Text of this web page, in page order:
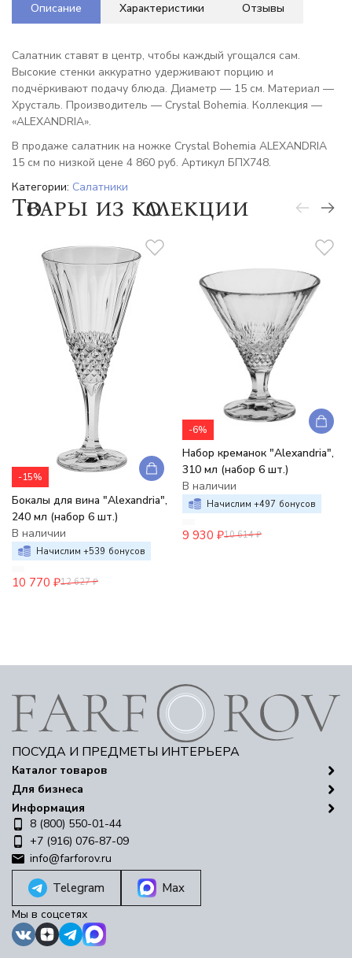
Описание Характеристики Отзывы
Салатник ставят в центр, чтобы каждый угощался сам.
Высокие стенки аккуратно удерживают порцию и
подчёркивают подачу блюда. Диаметр — 15 см. Материал —
Хрусталь. Производитель — Crystal Bohemia. Коллекция —
«ALEXANDRIA».
В продаже салатник на ножке Crystal Bohemia ALEXANDRIA
15 см по низкой цене 4 860 руб. Артикул БПХ748.
Категории: Салатники
Товары из коллекции
-15%
Бокалы для вина "Alexandria",
240 мл (набор 6 шт.)
В наличии
Начислим +539 бонусов
10 770 ₽12 627 ₽
-6%
Набор креманок "Alexandria",
310 мл (набор 6 шт.)
В наличии
Начислим +497 бонусов
9 930 ₽10 614 ₽
ПОСУДА И ПРЕДМЕТЫ ИНТЕРЬЕРА
Каталог товаров
Для бизнеса
Информация
8 (800) 550-01-44
+7 (916) 076-87-09
info@farforov.ru
Telegram Max
Мы в соцсетях